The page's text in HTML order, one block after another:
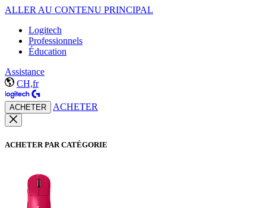
ALLER AU CONTENU PRINCIPAL
Logitech
Professionnels
Éducation
Assistance
CH,fr
ACHETER ACHETER
ACHETER PAR CATÉGORIE